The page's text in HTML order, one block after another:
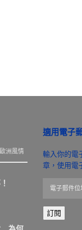
洲風情
適用電子
輸入你的電
章，使用電
郵
件訂閱